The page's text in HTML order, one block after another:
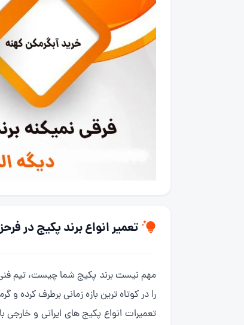
تعمیر انواع برند پکیج در
را در کوتاه ترین بازه زمانی برطرف کرده و
تعمیرات انواع پکیج های ایرانی و